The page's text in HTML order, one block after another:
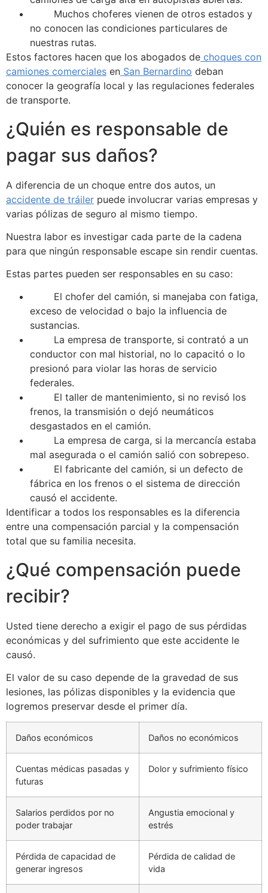
Muchos choferes vienen de otros estados y
no conocen las condiciones particulares de
nuestras rutas.
Estos factores hacen que los abogados de choques con
camiones comerciales en San Bernardino deban
conocer la geografía local y las regulaciones federales
de transporte.
¿Quién es responsable de
pagar sus daños?
A diferencia de un choque entre dos autos, un
accidente de tráiler puede involucrar varias empresas y
varias pólizas de seguro al mismo tiempo.
Nuestra labor es investigar cada parte de la cadena
para que ningún responsable escape sin rendir cuentas.
Estas partes pueden ser responsables en su caso:
El chofer del camión, si manejaba con fatiga,
exceso de velocidad o bajo la influencia de
sustancias.
La empresa de transporte, si contrató a un
conductor con mal historial, no lo capacitó o lo
presionó para violar las horas de servicio
federales.
El taller de mantenimiento, si no revisó los
frenos, la transmisión o dejó neumáticos
desgastados en el camión.
La empresa de carga, si la mercancía estaba
mal asegurada o el camión salió con sobrepeso.
El fabricante del camión, si un defecto de
fábrica en los frenos o el sistema de dirección
causó el accidente.
Identificar a todos los responsables es la diferencia
entre una compensación parcial y la compensación
total que su familia necesita.
¿Qué compensación puede
recibir?
Usted tiene derecho a exigir el pago de sus pérdidas
económicas y del sufrimiento que este accidente le
causó.
El valor de su caso depende de la gravedad de sus
lesiones, las pólizas disponibles y la evidencia que
logremos preservar desde el primer día.
Daños económicos Daños no económicos
Cuentas médicas pasadas y
futuras
Dolor y sufrimiento físico
Salarios perdidos por no
poder trabajar
Angustia emocional y
estrés
Pérdida de capacidad de
generar ingresos
Pérdida de calidad de
vida